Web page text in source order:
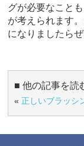
グが必要なこと
が考えられます
になりましたら
■ 他の記事を読
«正しいブラッシ